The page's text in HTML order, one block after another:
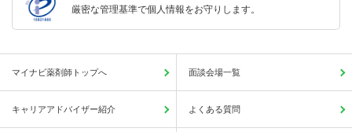
厳密な管理基準で個人情報をお守りします。
マイナビ薬剤師トップへ 面談会場一覧
キャリアアドバイザー紹介 よくある質問